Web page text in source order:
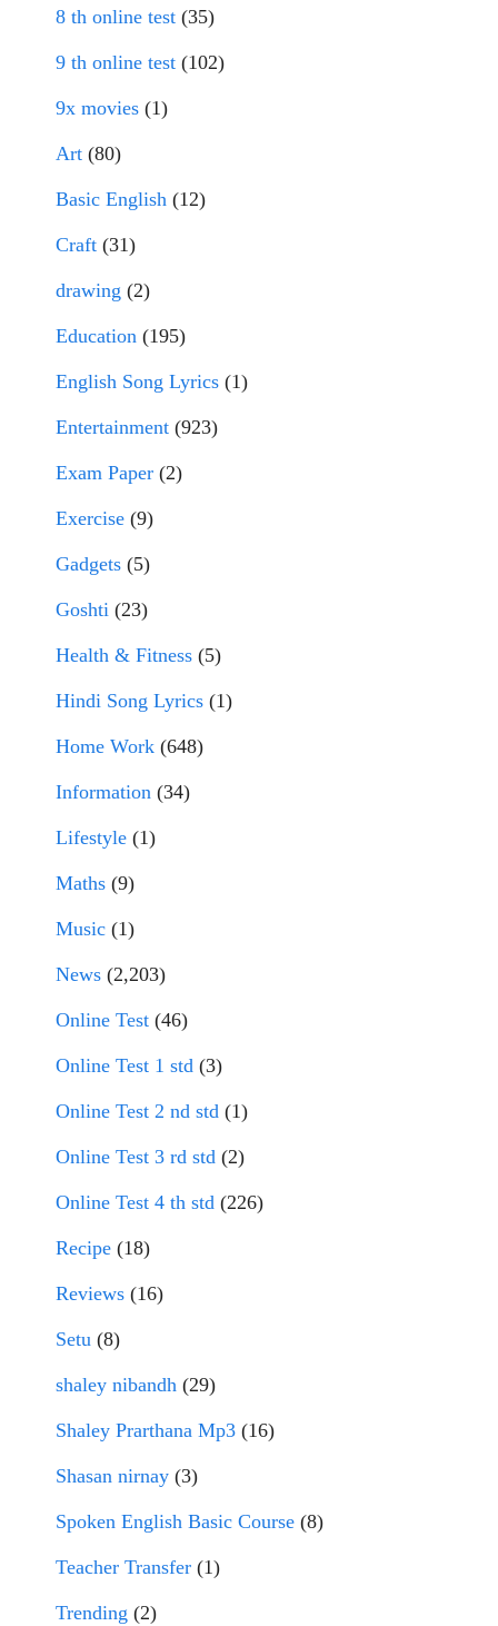
8 th online test (35)
9 th online test (102)
9x movies (1)
Art (80)
Basic English (12)
Craft (31)
drawing (2)
Education (195)
English Song Lyrics (1)
Entertainment (923)
Exam Paper (2)
Exercise (9)
Gadgets (5)
Goshti (23)
Health & Fitness (5)
Hindi Song Lyrics (1)
Home Work (648)
Information (34)
Lifestyle (1)
Maths (9)
Music (1)
News (2,203)
Online Test (46)
Online Test 1 std (3)
Online Test 2 nd std (1)
Online Test 3 rd std (2)
Online Test 4 th std (226)
Recipe (18)
Reviews (16)
Setu (8)
shaley nibandh (29)
Shaley Prarthana Mp3 (16)
Shasan nirnay (3)
Spoken English Basic Course (8)
Teacher Transfer (1)
Trending (2)